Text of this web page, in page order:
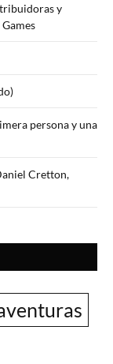
y
persona y una
Cretton,